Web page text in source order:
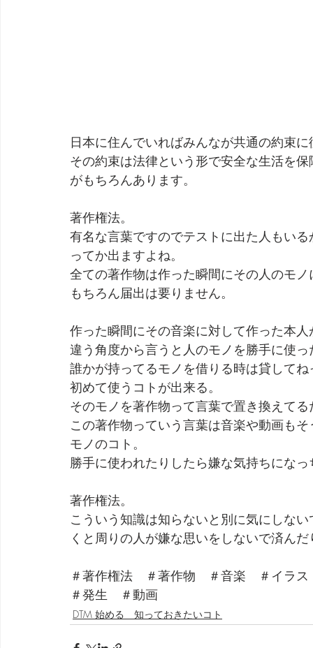
日本に住んでいればみんなが共通の約束
その約束は法律という形で安全な生活を
がもちろんあります。
著作権法。
有名な言葉ですのでテストに出た人もい
ってか出ますよね。
全ての著作物は作った瞬間にその人のモ
もちろん届出は要りません。
作った瞬間にその音楽に対して作った本
違う角度から言うと人のモノを勝手に使
誰かが持ってるモノを借りる時は貸して
初めて使うコトが出来る。
そのモノを著作物って言葉で置き換えてる
この著作物っていう言葉は音楽や動画も
モノのコト。
勝手に使われたりしたら嫌な気持ちにな
著作権法。
こういう知識は知らないと別に気にしな
くと周りの人が嫌な思いをしないで済ん
＃著作権法　＃著作物　＃音楽　＃イラ
＃発生　＃動画
DTM 始める 知っておきたいコト